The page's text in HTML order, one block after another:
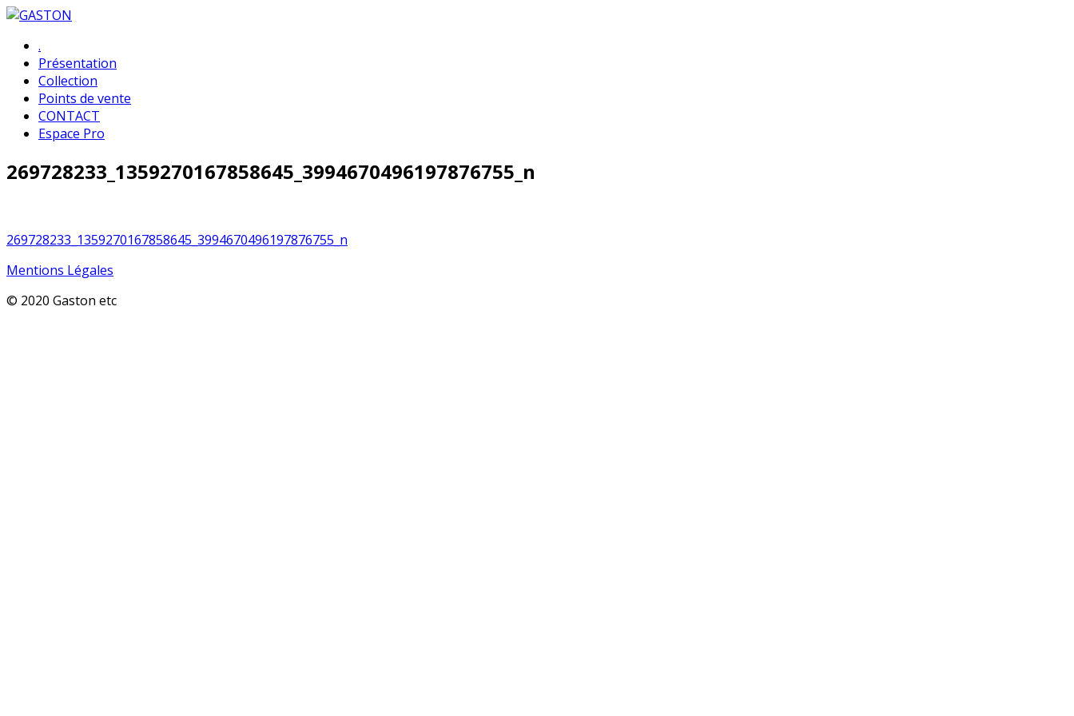
Skip
content
Primary
Menu
.
Présentation
Collection
Points de vente
CONTACT
Espace Pro
269728233_1359270167858645_3994670496197876755_n
Navigation
de
l’article
269728233_1359270167858645_3994670496197876755_n
Mentions Légales
© 2020 Gaston etc